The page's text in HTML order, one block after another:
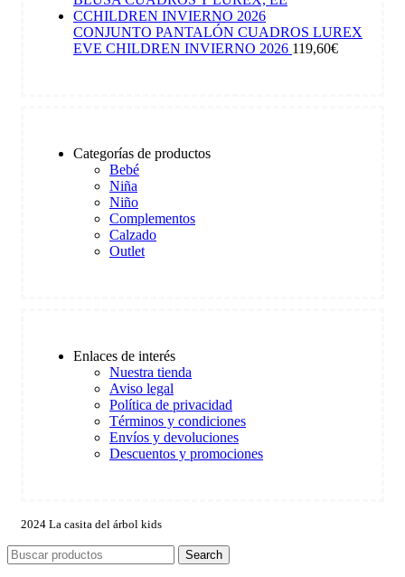
CONJUNTO PANTALÓN CUADROS LUREX
EVE CHILDREN INVIERNO 2026 119,60€
Categorías de productos
Bebé
Niña
Niño
Complementos
Calzado
Outlet
Enlaces de interés
Nuestra tienda
Aviso legal
Política de privacidad
Términos y condiciones
Envíos y devoluciones
Descuentos y promociones
2024 La casita del árbol kids
Search